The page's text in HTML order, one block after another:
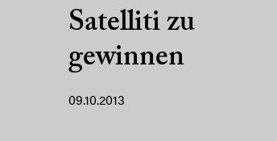
Satelliti zu
gewinnen
09.10.2013